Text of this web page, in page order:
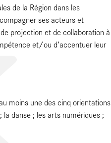
de la Région dans les
ses acteurs et
projection et de collaboration à
et/ou d’accentuer leur
moins une des cinq orientations
danse ; les arts numériques ;